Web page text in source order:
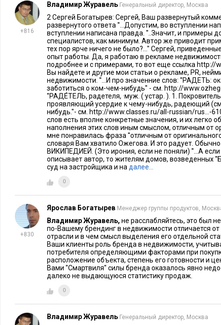
характеристиками и одинаково позиционируются.
Оригинальные зонтичные бренды, сопровождаемые
кампаниями, позволяют экономить значительные ресурсы.
таких брендов, идет ориентация и на рациональное
составляющую. Например, название поселковSmartville
умный, толковый, сообразительный. Идея «умного
предполагает оригинальные инженерные,
время, слово Smart ассоциируется с оригинальным и
автомобилем. Кстати, перевод брендов из одной
классификации товаров и услуг (МКТУ) в другую, как
и выделиться в своей категории, и использовать опору на
экономит деньги на продвижении бренда.
Когда мы в 1997 году сделали нейминг для жилого
используя местный топоним, квартиры стали продаваться
покупателей приятные ассоциации вызвало слово
употребленное в названии жилого комплекса.
Еще один удачный пример брендинга: дизайнерСергей
для логотипа компании«Экоофис»улитку. На мой взгляд,
улитка, во-первых, символизирует экологичность (в
во-вторых, домик на спине улитки означает уют,
– «офисному планктону»?
Ребрендинг или пиар?
Впрочем, ребрендинг нужен не всегда. Иногда для
+816
Владимир Журавель Генеральный директор, Москва
2 Сергей Богатырев: Сергей, Ваш развернутый
развернутого ответа ''...Допустим, во вступлении
вступлении написана правда. ''..Значит, и примеры
специалистов, как минимум. Автор же приводит
тех пор ярче ничего не было?...'' Сергей,
опыт работы. Да, я работаю в рекламе
подробнее и с примерами, то вот еще ссылка http://
Вы найдете и другие мои статьи о рекламе, PR,
недвижимости. ''...И про значенние слов: ''РАДЕТЬ:
заботиться о ком-чем-нибудь'' - см. http://
''РАДЕ́ТЕЛЬ, радетеля, ·муж. (·устар. ). 1.
проявляющий усердие к чему-нибудь, радеющий
нибудь.''- см. http://www.classes.ru/all-russian/rus...-
слов есть вполне конкретные значения, и их легко
наполнения этих слов иным смыслом, отличным от
мне понравилась фраза ''отличным от
словаря Вам хватило Ожегова. И это радует.
ВИКИПЕДИЕЙ. (Это ирония, если не поняли) ''...А если
описывает автор, то жителям домов, возведенных
суд на застройщика и на далее…
0
+830
Ярослав Богатырев Менеджер группы продуктов,
Владимир Журавель, не расслабляйтесь, это был
по-Вашему брендинг в недвижимости отличается от
отрасли и в чем смысл выделения его отдельной
Ваши клиенты роль бренда в недвижимости,
потребителя определяющими факторами при
расположение объекта, степень его готовности и
Вами ''Смартвиля'' силы бренда оказалось явно
далеко не выдающуюся статистику продаж.
0
Владимир Журавель Генеральный директор, Москва